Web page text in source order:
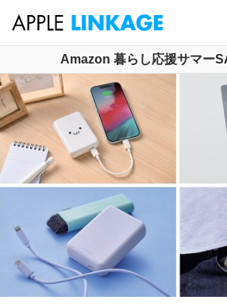
ン
テ
ン
ツ
へ
ス
キ
索
Amazon 暮らし応援サマー